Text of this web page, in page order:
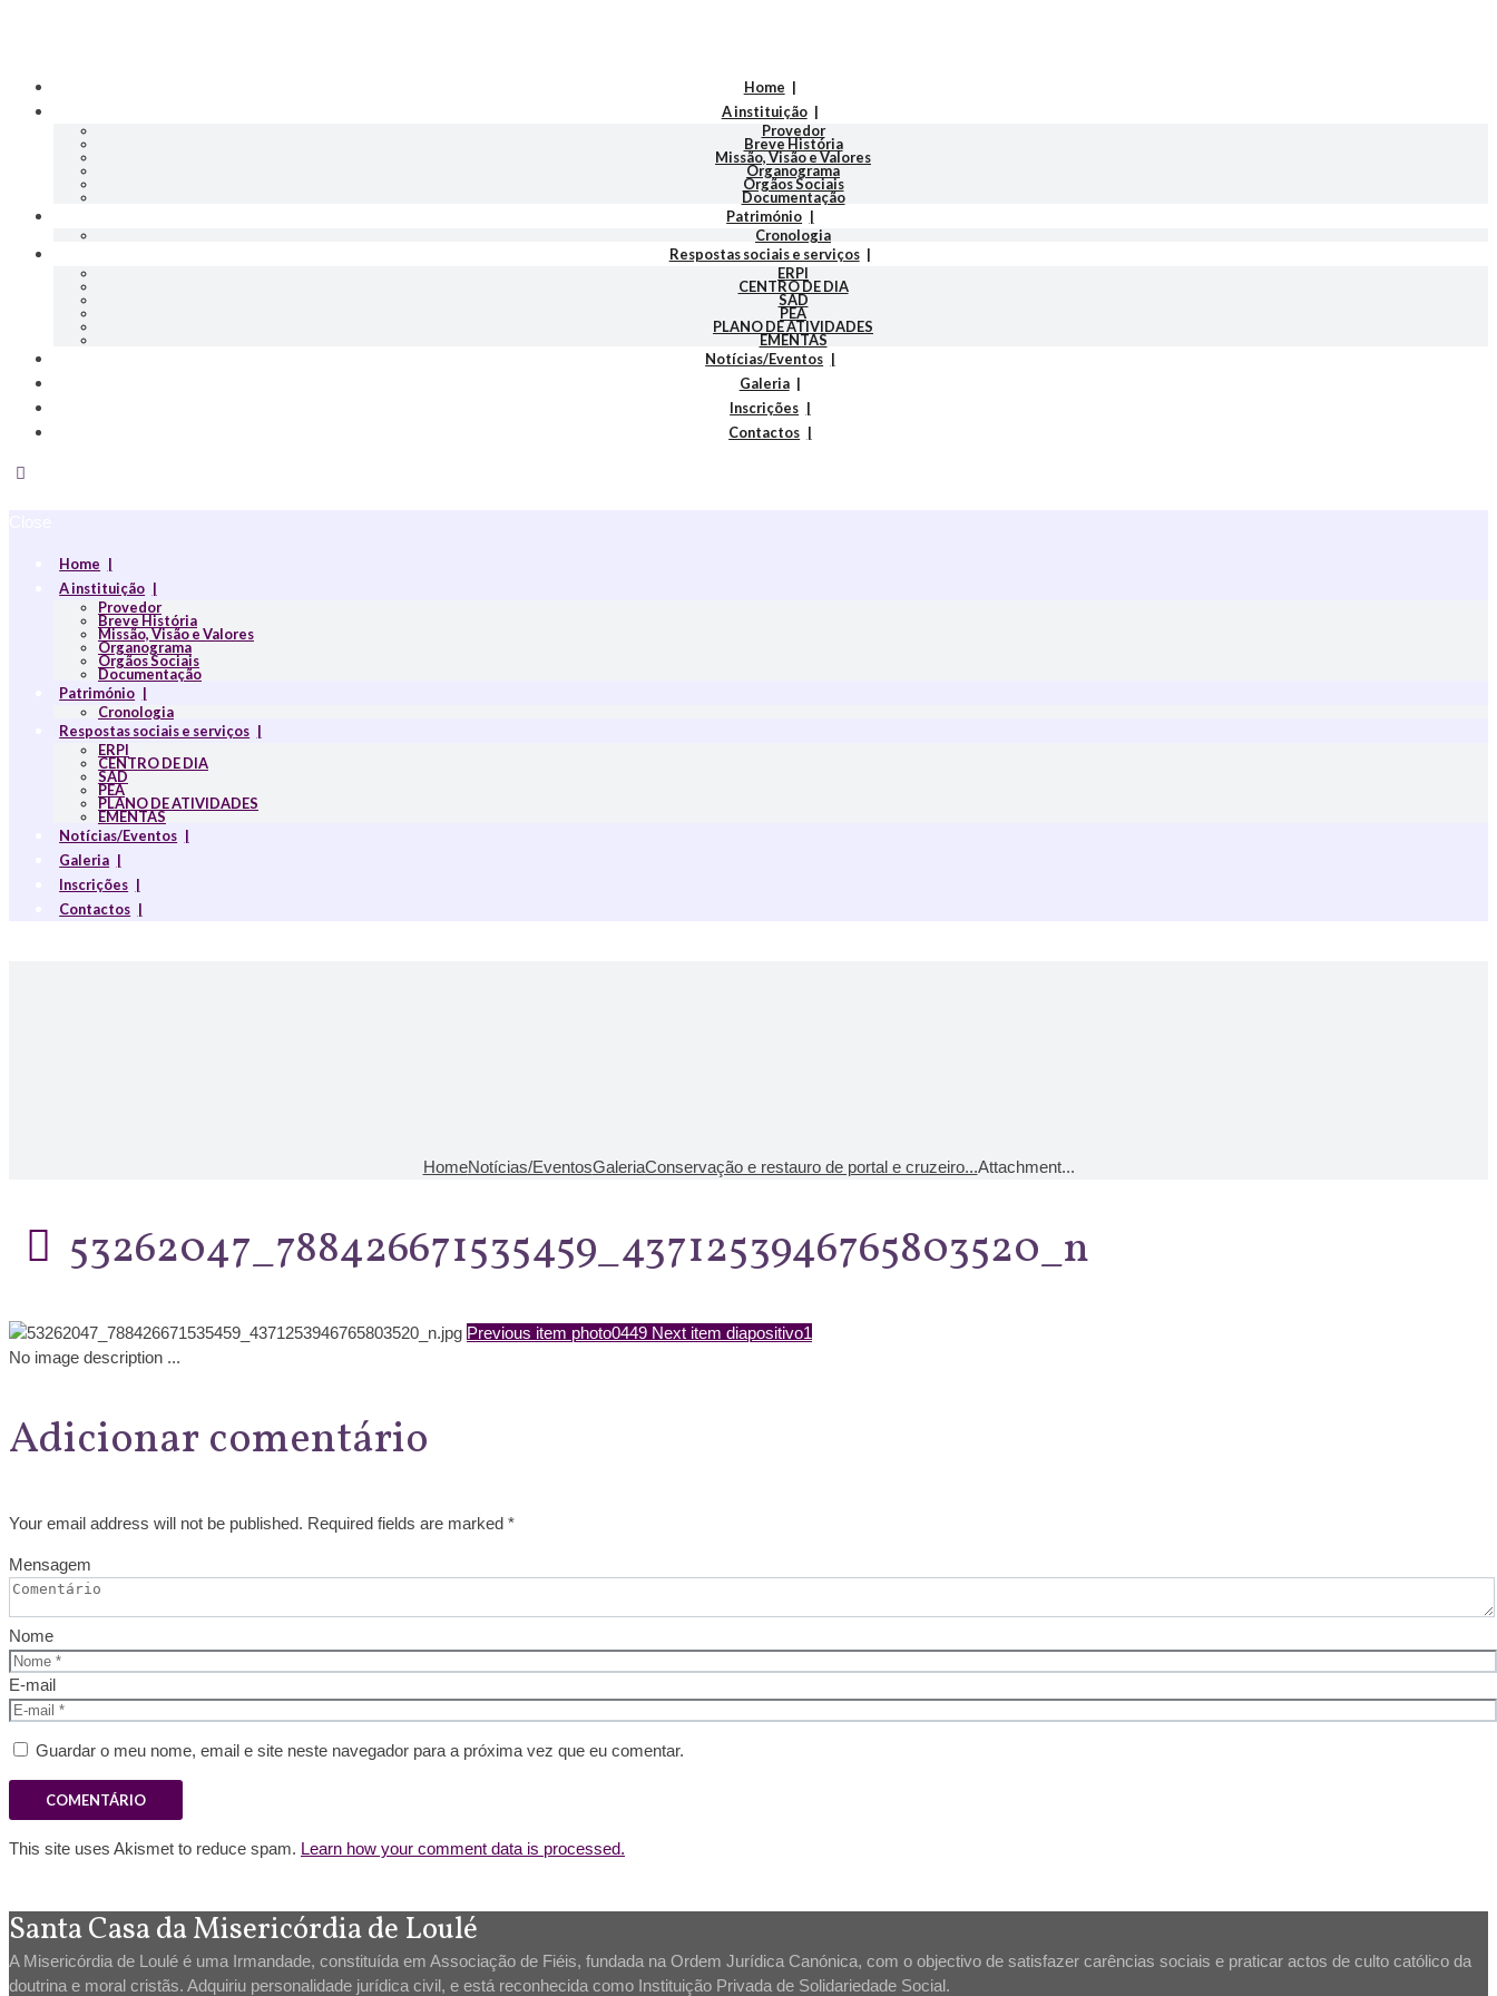
Home
A instituição
Provedor
Breve História
Missão, Visão e Valores
Organograma
Orgãos Sociais
Documentação
Património
Cronologia
Respostas sociais e serviços
ERPI
CENTRO DE DIA
SAD
PEA
PLANO DE ATIVIDADES
EMENTAS
Notícias/Eventos
Galeria
Inscrições
Contactos
Home
A instituição
Provedor
Breve História
Missão, Visão e Valores
Organograma
Orgãos Sociais
Documentação
Património
Cronologia
Respostas sociais e serviços
ERPI
CENTRO DE DIA
SAD
PEA
PLANO DE ATIVIDADES
EMENTAS
Notícias/Eventos
Galeria
Inscrições
Contactos
HomeNotícias/EventosGaleriaConservação e restauro de portal e cruzeiro...Attachment...
53262047_788426671535459_4371253946765803520_n
Previous item photo0449 Next item diapositivo1
No image description ...
Adicionar comentário
Your email address will not be published. Required fields are marked *
Mensagem
Nome
E-mail
Guardar o meu nome, email e site neste navegador para a próxima vez que eu comentar.
This site uses Akismet to reduce spam. Learn how your comment data is processed.
Santa Casa da Misericórdia de Loulé
A Misericórdia de Loulé é uma Irmandade, constituída em Associação de Fiéis, fundada na Ordem Jurídica Canónica, com o objectivo de satisfazer carências sociais e praticar actos de culto católico da
doutrina e moral cristãs. Adquiriu personalidade jurídica civil, e está reconhecida como Instituição Privada de Solidariedade Social.